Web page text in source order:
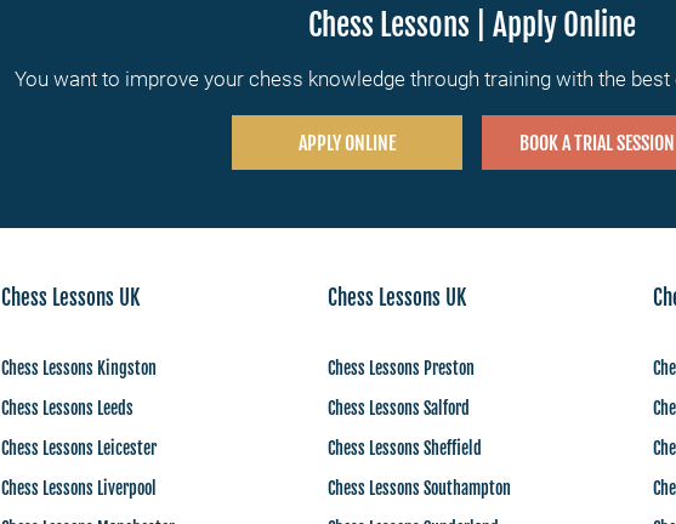
Chess Lessons | Apply Online
You want to improve your chess knowledge through training with the
APPLY ONLINE BOOK A TRIAL SESSION
Chess Lessons UK
Chess Lessons Kingston
Chess Lessons Leeds
Chess Lessons Leicester
Chess Lessons Liverpool
Chess Lessons UK
Chess Lessons Preston
Chess Lessons Salford
Chess Lessons Sheffield
Chess Lessons Southampton